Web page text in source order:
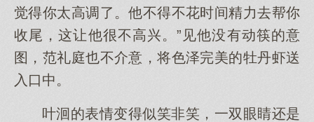
觉得你太高调了。他不得不花时间精力去帮你
收尾，这让他很不高兴。”见他没有动筷的意
图，范礼庭也不介意，将色泽完美的牡丹虾送
入口中。
叶洄的表情变得似笑非笑，一双眼睛还是